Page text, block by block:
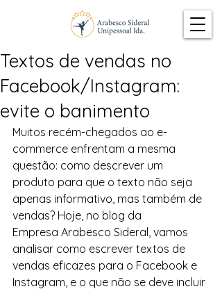
Textos de vendas no
Facebook/Instagram:
evite o banimento
Muitos recém-chegados ao e-
commerce enfrentam a mesma
questão: como descrever um
produto para que o texto não seja
apenas informativo, mas também de
vendas? Hoje, no blog da
Empresa Arabesco Sideral, vamos
analisar como escrever textos de
vendas eficazes para o Facebook e
Instagram, e o que não se deve incluir